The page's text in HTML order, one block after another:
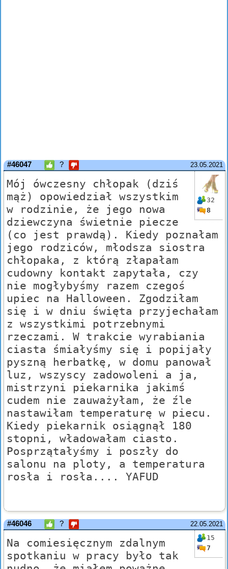
23.05.2021
#46047 ?
32
8
Mój ówczesny chłopak (dziś
mąż) opowiedział wszystkim
w rodzinie, że jego nowa
dziewczyna świetnie piecze
(co jest prawdą). Kiedy poznałam
jego rodziców, młodsza siostra
chłopaka, z którą złapałam
cudowny kontakt zapytała, czy
nie mogłybyśmy razem czegoś
upiec na Halloween. Zgodziłam
się i w dniu święta przyjechałam
z wszystkimi potrzebnymi
rzeczami. W trakcie wyrabiania
ciasta śmiałyśmy się i popijały
pyszną herbatkę, w domu panował
luz, wszyscy zadowoleni a ja,
mistrzyni piekarnika jakimś
cudem nie zauważyłam, że źle
nastawiłam temperaturę w piecu.
Kiedy piekarnik osiągnął 180
stopni, władowałam ciasto.
Posprzątałyśmy i poszły do
salonu na ploty, a temperatura
rosła i rosła.... YAFUD
22.05.2021
#46046 ?
15
7
Na comiesięcznym zdalnym
spotkaniu w pracy było tak